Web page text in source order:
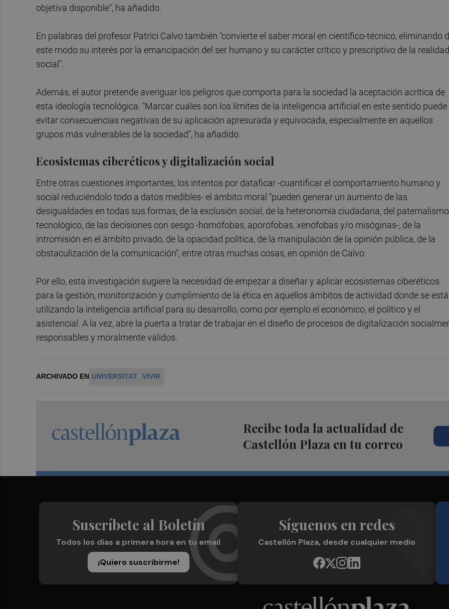
objetiva disponible", ha añadido.
En palabras del profesor Patrici Calvo también "convierte el saber moral en científico-técnico, eliminando
este modo su interés por la emancipación del ser humano y su carácter crítico y prescriptivo de la realidad
social".
Además, el autor pretende averiguar los peligros que comporta para la sociedad la aceptación acrítica de
esta ideología tecnológica. "Marcar cuáles son los límites de la inteligencia artificial en este sentido puede
evitar consecuencias negativas de su aplicación apresurada y equivocada, especialmente en aquellos
grupos más vulnerables de la sociedad", ha añadido.
Ecosistemas ciberéticos y digitalización social
Entre otras cuestiones importantes, los intentos por dataficar -cuantificar el comportamiento humano y
social reduciéndolo todo a datos medibles- el ámbito moral "pueden generar un aumento de las
desigualdades en todas sus formas, de la exclusión social, de la heteronomía ciudadana, del paternalismo
tecnológico, de las decisiones con sesgo -homófobas, aporófobas, xenófobas y/o misóginas-, de la
intromisión en el ámbito privado, de la opacidad política, de la manipulación de la opinión pública, de la
obstaculización de la comunicación", entre otras muchas cosas, en opinión de Calvo.
Por ello, esta investigación sugiere la necesidad de empezar a diseñar y aplicar ecosistemas ciberéticos
para la gestión, monitorización y cumplimiento de la ética en aquellos ámbitos de actividad donde se está
utilizando la inteligencia artificial para su desarrollo, como por ejemplo el económico, el político y el
asistencial. A la vez, abre la puerta a tratar de trabajar en el diseño de procesos de digitalización
responsables y moralmente válidos.
ARCHIVADO EN UNIVERSITAT VIVIR
Recibe toda la actualidad de
Castellón Plaza en tu correo
Suscríbete al Boletín
Todos los días a primera hora en tu email
¡Quiero suscribirme!
Síguenos en redes
Castellón Plaza, desde cualquier medio